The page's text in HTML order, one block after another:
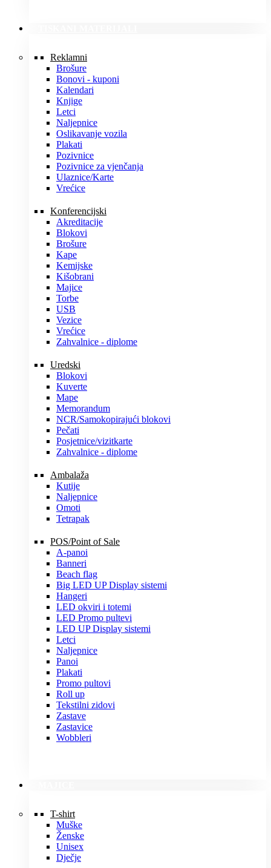
Reklamni
Brošure
Bonovi - kuponi
Kalendari
Knjige
Letci
Naljepnice
Oslikavanje vozila
Plakati
Pozivnice
Pozivnice za vjenčanja
Ulaznice/Karte
Vrećice
Konferencijski
Akreditacije
Blokovi
Brošure
Kape
Kemijske
Kišobrani
Majice
Torbe
USB
Vezice
Vrećice
Zahvalnice - diplome
Uredski
Blokovi
Kuverte
Mape
Memorandum
NCR/Samokopirajući blokovi
Pečati
Posjetnice/vizitkarte
Zahvalnice - diplome
Ambalaža
Kutije
Naljepnice
Omoti
Tetrapak
POS/Point of Sale
A-panoi
Banneri
Beach flag
Big LED UP Display sistemi
Hangeri
LED okviri i totemi
LED Promo pultevi
LED UP Display sistemi
Letci
Naljepnice
Panoi
Plakati
Promo pultovi
Roll up
Tekstilni zidovi
Zastave
Zastavice
Wobbleri
T-shirt
Muške
Ženske
Unisex
Dječje